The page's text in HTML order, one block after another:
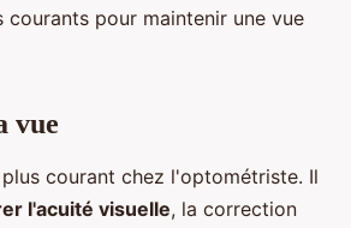
courants pour maintenir une vue
vue
courant chez l'optométriste. Il
l'acuité visuelle, la correction